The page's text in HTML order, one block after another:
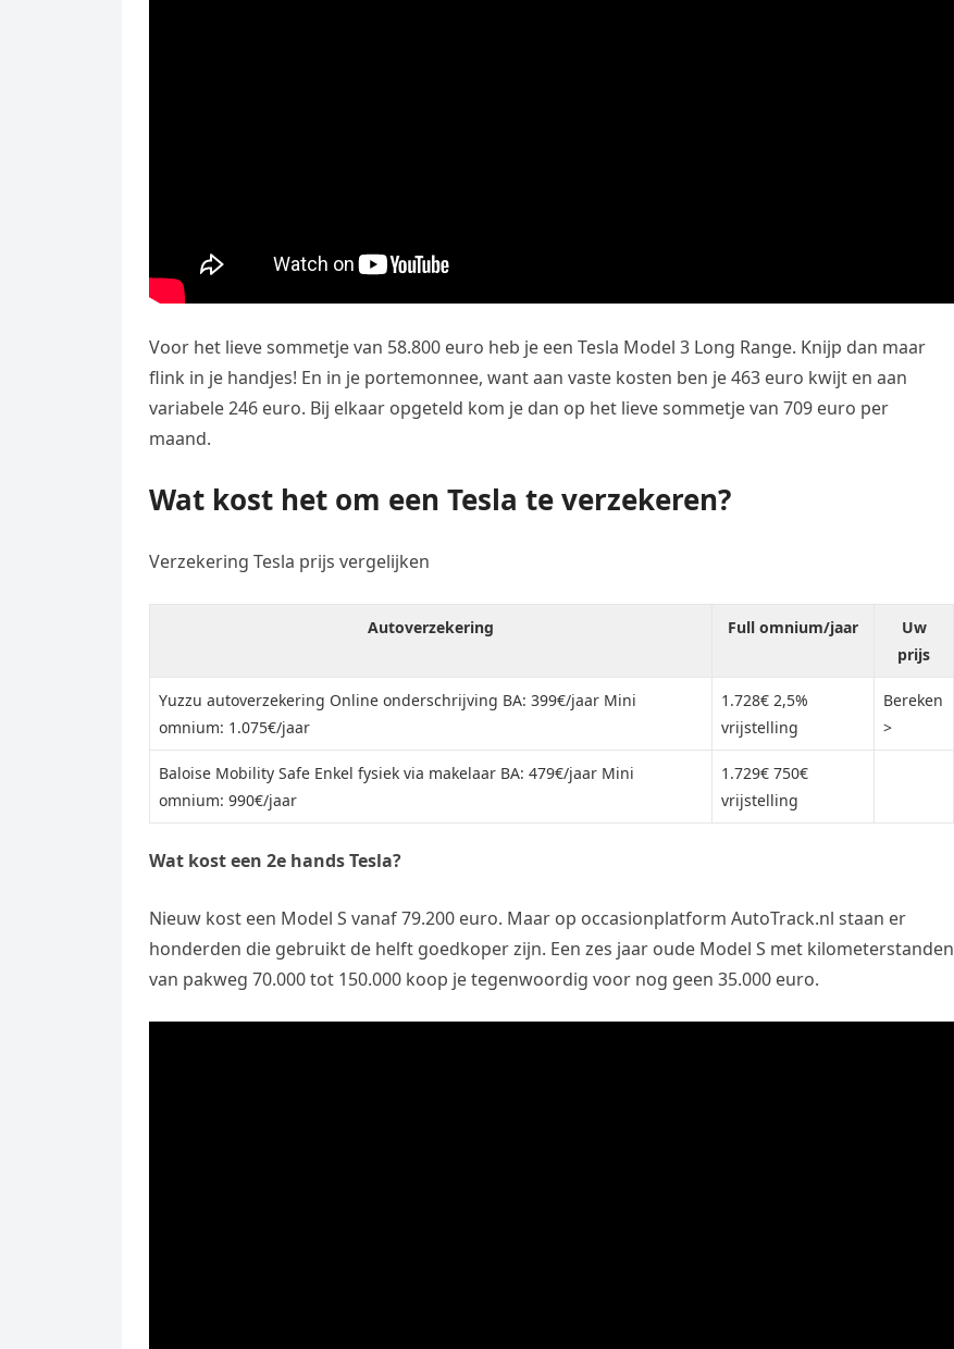
Voor het lieve sommetje van 58.800 euro heb je een Tesla Model 3 Long Range. Knijp dan maar
flink in je handjes! En in je portemonnee, want aan vaste kosten ben je 463 euro kwijt en aan
variabele 246 euro. Bij elkaar opgeteld kom je dan op het lieve sommetje van 709 euro per
maand.
Wat kost het om een Tesla te verzekeren?
Verzekering Tesla prijs vergelijken
Autoverzekering Full omnium/jaar
Uw
prijs
Yuzzu autoverzekering Online onderschrijving BA: 399€/jaar Mini
omnium: 1.075€/jaar
1.728€ 2,5%
vrijstelling
Bereken
>
Baloise Mobility Safe Enkel fysiek via makelaar BA: 479€/jaar Mini
omnium: 990€/jaar
1.729€ 750€
vrijstelling
Wat kost een 2e hands Tesla?
Nieuw kost een Model S vanaf 79.200 euro. Maar op occasionplatform AutoTrack.nl staan er
honderden die gebruikt de helft goedkoper zijn. Een zes jaar oude Model S met kilometerstanden
van pakweg 70.000 tot 150.000 koop je tegenwoordig voor nog geen 35.000 euro.